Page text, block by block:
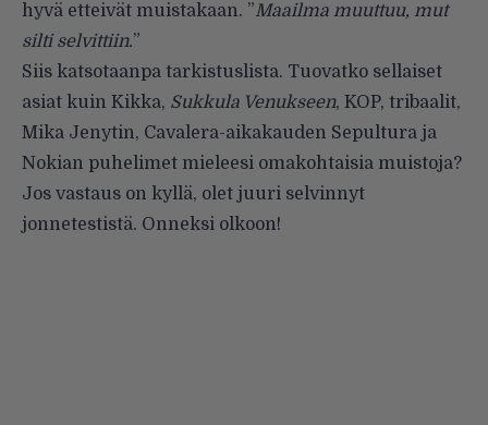
hyvä etteivät muistakaan. ”Maailma muuttuu, mut
silti selvittiin.”
Siis katsotaanpa tarkistuslista. Tuovatko sellaiset
asiat kuin Kikka, Sukkula Venukseen, KOP, tribaalit,
Mika Jenytin, Cavalera-aikakauden Sepultura ja
Nokian puhelimet mieleesi omakohtaisia muistoja?
Jos vastaus on kyllä, olet juuri selvinnyt
jonnetestistä. Onneksi olkoon!